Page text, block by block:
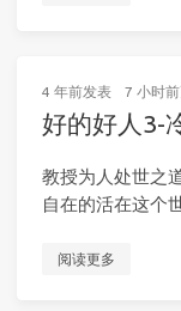
4 年前发表 7 小时前
好的好人3-
教授为人处世之
自在的活在这个
阅读更多